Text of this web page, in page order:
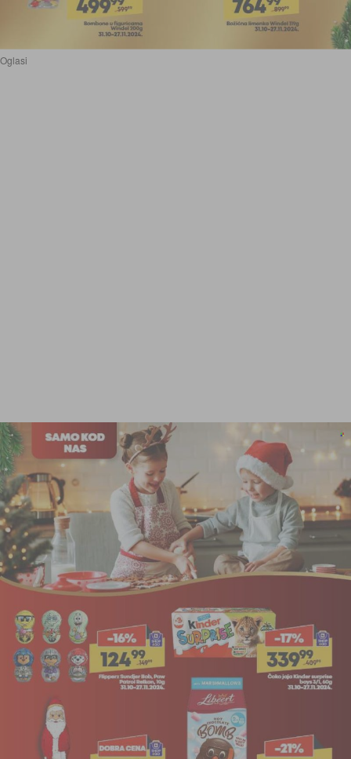
Oglasi